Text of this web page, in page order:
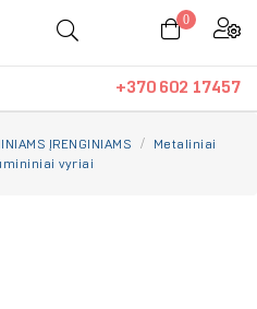
0
+370 602 17457
ĮRENGINIAMS
Metaliniai
vyriai